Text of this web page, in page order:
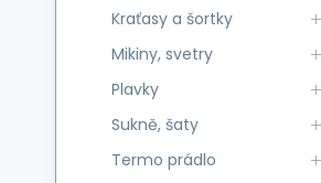
Kraťasy a šortky
Mikiny, svetry
Plavky
Sukně, šaty
Termo prádlo